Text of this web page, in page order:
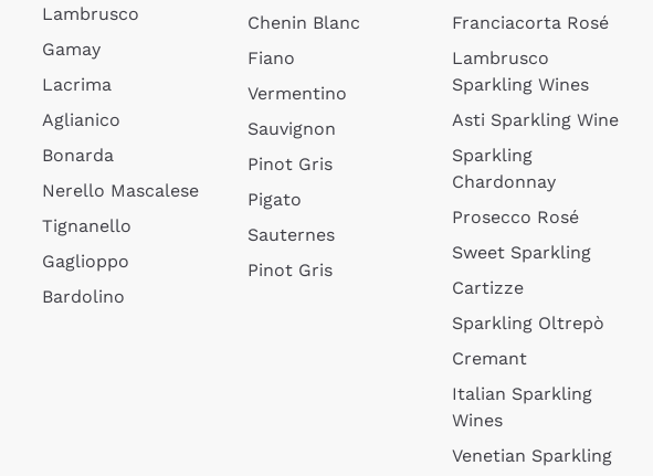
Lambrusco
Gamay
Lacrima
Aglianico
Bonarda
Nerello Mascalese
Tignanello
Gaglioppo
Bardolino
Chenin Blanc
Fiano
Vermentino
Sauvignon
Pinot Gris
Pigato
Sauternes
Pinot Gris
Franciacorta Rosé
Lambrusco
Sparkling Wines
Asti Sparkling Wine
Sparkling
Chardonnay
Prosecco Rosé
Sweet Sparkling
Cartizze
Sparkling Oltrepò
Cremant
Italian Sparkling
Wines
Venetian Sparkling